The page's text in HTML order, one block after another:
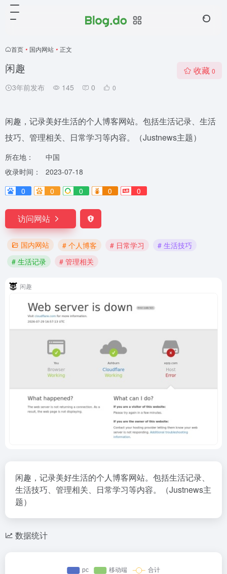
首页 • 国内网站 • 正文
闲趣
3年前发布 145 0 0
收藏 0
闲趣，记录美好生活的个人博客网站。包括生活记录、生活
技巧、管理相关、日常学习等内容。（Justnews主题）
所在地：
中国
收录时间：
2023-07-18
0
0 0 0 0
访问网站
国内网站 # 个人博客 # 日常学习
# 生活技巧
# 生活记录
# 管理相关
闲趣
闲趣，记录美好生活的个人博客网站。包括生活记录、
生活技巧、管理相关、日常学习等内容。（Justnews主
题）
数据统计